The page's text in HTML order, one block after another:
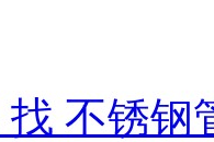
找 不锈钢